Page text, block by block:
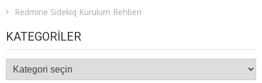
Redmine Sidekiq Kurulum Rehberi
KATEGORILER
Kategoriler